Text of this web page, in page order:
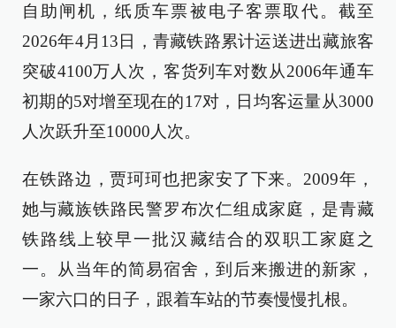
自助闸机，纸质车票被电子客票取代。截至
2026年4月13日，青藏铁路累计运送进出藏旅客
突破4100万人次，客货列车对数从2006年通车
初期的5对增至现在的17对，日均客运量从3000
人次跃升至10000人次。
在铁路边，贾珂珂也把家安了下来。2009年，
她与藏族铁路民警罗布次仁组成家庭，是青藏
铁路线上较早一批汉藏结合的双职工家庭之
一。从当年的简易宿舍，到后来搬进的新家，
一家六口的日子，跟着车站的节奏慢慢扎根。